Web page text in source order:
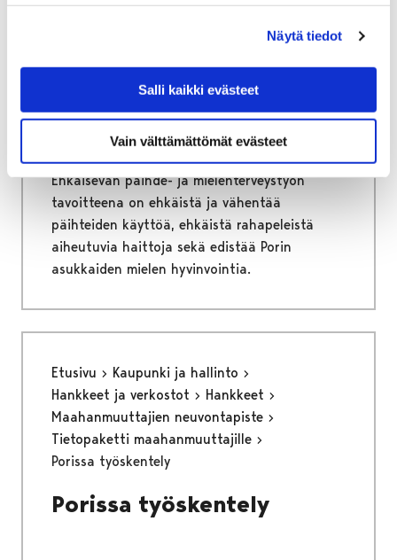
Näytä tiedot
Salli kaikki evästeet
Vain välttämättömät evästeet
Ehkäisevä päihde- ja
mielenterveystyö
Ehkäisevä päihde- ja mielenterveystyö sekä
väkivallan ehkäisy ovat hyvinvoinnin,
terveyden ja turvallisuuden edistämistä.
Ehkäisevän päihde- ja mielenterveystyön
tavoitteena on ehkäistä ja vähentää
päihteiden käyttöä, ehkäistä rahapeleistä
aiheutuvia haittoja sekä edistää Porin
asukkaiden mielen hyvinvointia.
Etusivu
Kaupunki ja hallinto
Hankkeet ja verkostot
Hankkeet
Maahanmuuttajien neuvontapiste
Tietopaketti maahanmuuttajille
Porissa työskentely
Porissa työskentely